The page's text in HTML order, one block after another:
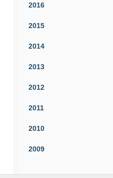
2016
2015
2014
2013
2012
2011
2010
2009